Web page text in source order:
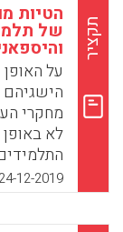
תקציר
הטיות
של
על
הישגיהם
מחקרי
לא
המורים
הן
הגזעיות
24-12-2019